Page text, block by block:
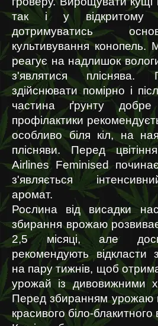
так і у відкритому
дотримуватись
культивування конопель.
реагує на надлишок
з'являтися пліснява.
здійснювати помірно і
частина ґрунту
профілактики
особливо біля кіл, на
плісняви. Перед
Airlines Feminised
з'являється
аромат.
Рослина від висадки
збирання врожаю
2,5 місяці, але
рекомендують
на пару тижнів, щоб
урожай із дивовижними
Перед збиранням урожаю
красивого біло-блакитного